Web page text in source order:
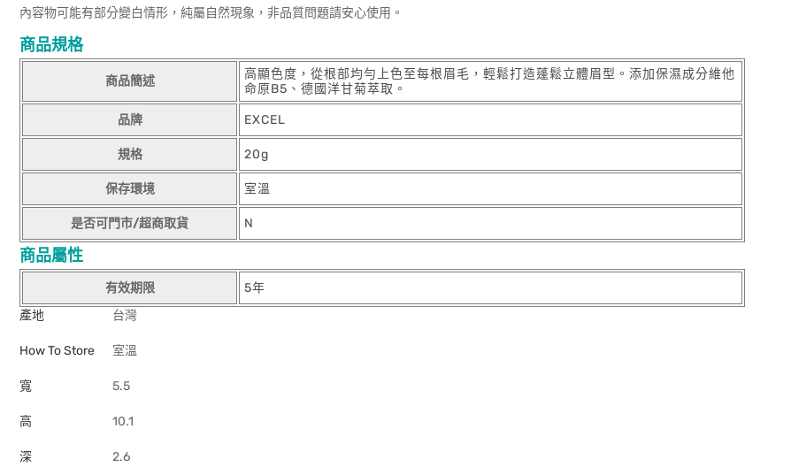
內容物可能有部分變白情形，純屬自然現象，非品質問題請安心使用。
商品規格
商品簡述
高顯色度，從根部均勻上色至每根眉毛，輕鬆打造蓬鬆立體眉型。添加保濕成分維他
命原B5、德國洋甘菊萃取。
品牌 EXCEL
規格 20g
保存環境 室溫
是否可門市/超商取貨 N
商品屬性
有效期限
5年
產地
台灣
How To Store 室溫
寬 5.5
高 10.1
深 2.6